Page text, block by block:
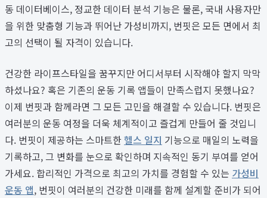
동 데이터베이스, 정교한 데이터 분석 기능은 물론, 국내 사용자만
을 위한 맞춤형 기능과 뛰어난 가성비까지, 번핏은 모든 면에서 최
고의 선택이 될 자격이 있습니다.
건강한 라이프스타일을 꿈꾸지만 어디서부터 시작해야 할지 막막
하셨나요? 혹은 기존의 운동 기록 앱들이 만족스럽지 못했나요?
이제 번핏과 함께라면 그 모든 고민을 해결할 수 있습니다. 번핏은
여러분의 운동 여정을 더욱 체계적이고 즐겁게 만들어 줄 것입니
다. 번핏이 제공하는 스마트한 헬스 일지 기능으로 매일의 노력을
기록하고, 그 변화를 눈으로 확인하며 지속적인 동기 부여를 얻어
가세요. 합리적인 가격으로 최고의 가치를 경험할 수 있는 가성비
운동 앱, 번핏이 여러분의 건강한 미래를 함께 설계할 준비가 되어